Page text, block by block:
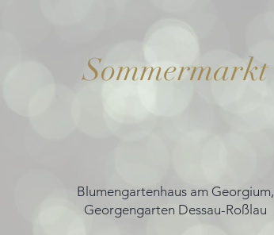
Sommermarkt
Blumengartenhaus am Georgium,
Georgengarten Dessau-Roßlau